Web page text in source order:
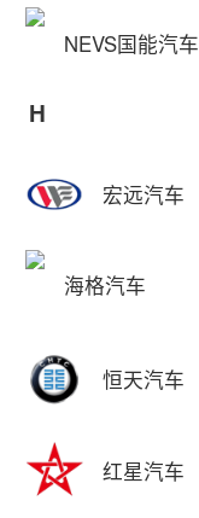
NEVS国能汽车
H
宏远汽车
海格汽车
恒天汽车
红星汽车